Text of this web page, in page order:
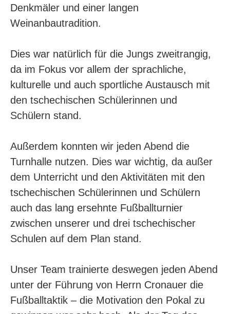
Denkmäler und einer langen
Weinanbautradition.
Dies war natürlich für die Jungs zweitrangig,
da im Fokus vor allem der sprachliche,
kulturelle und auch sportliche Austausch mit
den tschechischen Schülerinnen und
Schülern stand.
Außerdem konnten wir jeden Abend die
Turnhalle nutzen. Dies war wichtig, da außer
dem Unterricht und den Aktivitäten mit den
tschechischen Schülerinnen und Schülern
auch das lang ersehnte Fußballturnier
zwischen unserer und drei tschechischer
Schulen auf dem Plan stand.
Unser Team trainierte deswegen jeden Abend
unter der Führung von Herrn Cronauer die
Fußballtaktik – die Motivation den Pokal zu